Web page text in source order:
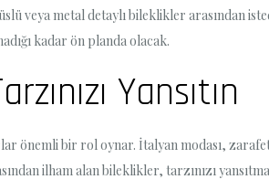
veya metal detaylı bileklikler arasından
kadar ön planda olacak.
Yansıtın
önemli bir rol oynar. İtalyan modası,
ilham alan bileklikler, tarzınızı